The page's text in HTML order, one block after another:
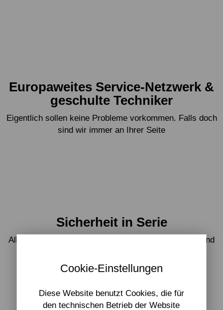
Cookie-Einstellungen
Diese Website benutzt Cookies, die für
den technischen Betrieb der Website
Europaweites Service-Netzwerk &
geschulte Techniker
Eigentlich sollen keine Probleme vorkommen. Falls doch
sind wir immer an Ihrer Seite
Sicherheit in Serie
Alle unsere Produkte werden nach dem neuesten Stand
Zertifizierung und die CE-Kennzeichnung.
Mehr über uns erfahren